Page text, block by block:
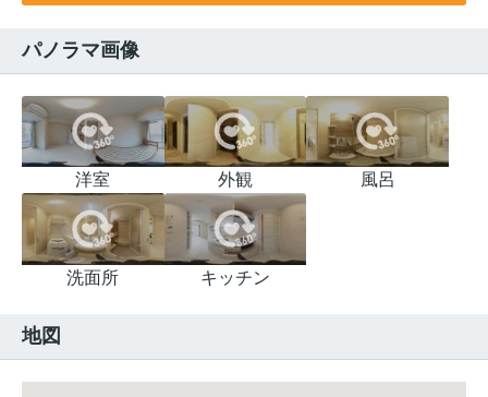
パノラマ画像
洋室 外観 風呂
洗面所 キッチン
地図